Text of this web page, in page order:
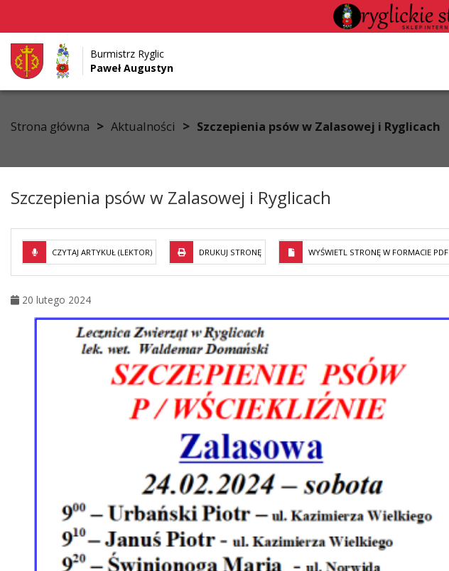
Przejdź do menu
Przejdź do głównej treści strony
Przejdź do stopki strony
Burmistrz Ryglic
Paweł Augustyn
Strona główna > Aktualności > Szczepienia psów w Zalasowej i Ryglicach
Szczepienia psów w Zalasowej i Ryglicach
CZYTAJ ARTYKUŁ (LEKTOR) DRUKUJ STRONĘ WYŚWIETL STRONĘ W FORMACIE PDF
20 lutego 2024